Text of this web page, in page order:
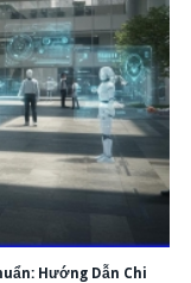
Hướng Dẫn Chi